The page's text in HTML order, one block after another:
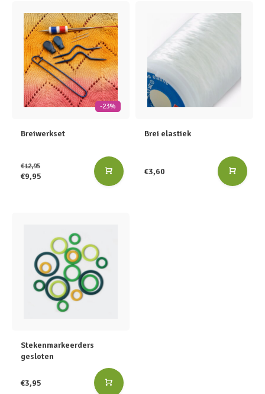
-23%
Breiwerkset
€12,95
€9,95
Brei elastiek
€3,60
Stekenmarkeerders
gesloten
€3,95